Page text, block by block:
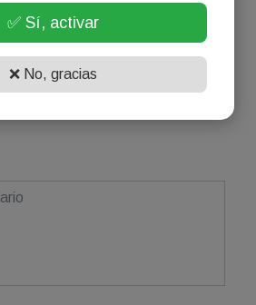
aún!
este artículo.
✅ Sí, activar
❌ No, gracias